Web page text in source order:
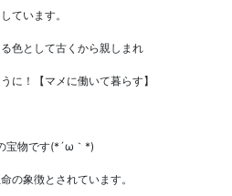
ています。
色として古くから親しまれ
に！【マメに働いて暮らす】
宝物です(*´ω｀*)
の象徴とされています。